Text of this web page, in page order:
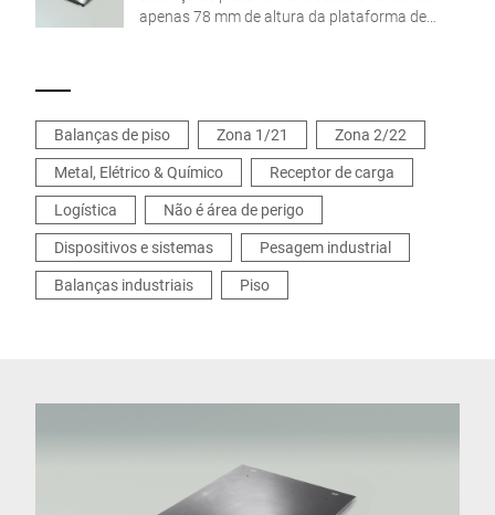
apenas 78 mm de altura da plataforma de
Balanças de piso Zona 1/21
Zona 2/22
Metal, Elétrico & Químico
Receptor de carga
Logística
Não é área de perigo
Dispositivos e sistemas
Pesagem industrial
Balanças industriais
Piso